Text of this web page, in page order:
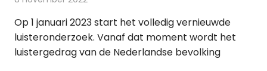
Op 1 januari 2023 start het volledig vernieuwde
luisteronderzoek. Vanaf dat moment wordt het
luistergedrag van de Nederlandse bevolking